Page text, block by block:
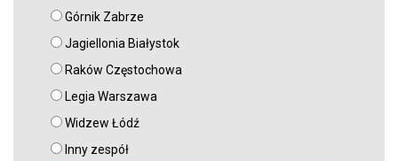
Górnik Zabrze
Jagiellonia Białystok
Raków Częstochowa
Legia Warszawa
Widzew Łódź
Inny zespół